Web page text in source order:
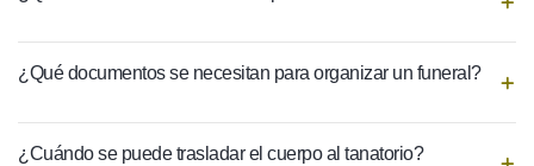
¿Qué documentos se necesitan para organizar un funeral?
¿Cuándo se puede trasladar el cuerpo al tanatorio?